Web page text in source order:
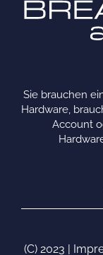
Sie brauchen
Hardware,
Account
(C) 2023 |